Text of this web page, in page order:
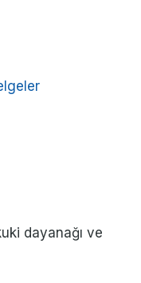
dayanağı ve